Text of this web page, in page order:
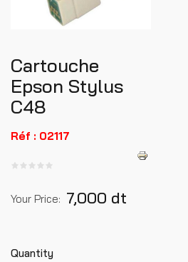
Cartouche
Epson Stylus
C48
Réf : 02117
Your Price: 7,000 dt
Quantity